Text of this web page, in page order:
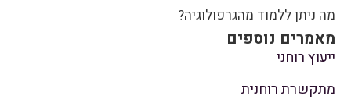
מה ניתן ללמוד מהגרפולוגיה?
מאמרים נוספים
ייעוץ רוחני
מתקשרת רוחנית